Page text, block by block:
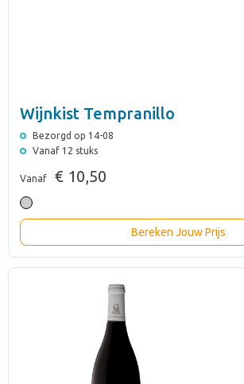
Wijnkist Tempranillo
Bezorgd op 14-08
Vanaf 12 stuks
Vanaf € 10,50
Bereken Jouw Prijs